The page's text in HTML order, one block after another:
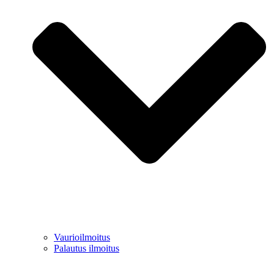
Vaurioilmoitus
Palautus ilmoitus